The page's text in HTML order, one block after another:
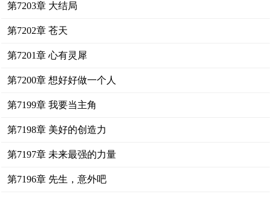
第7203章 大结局
第7202章 苍天
第7201章 心有灵犀
第7200章 想好好做一个人
第7199章 我要当主角
第7198章 美好的创造力
第7197章 未来最强的力量
第7196章 先生，意外吧